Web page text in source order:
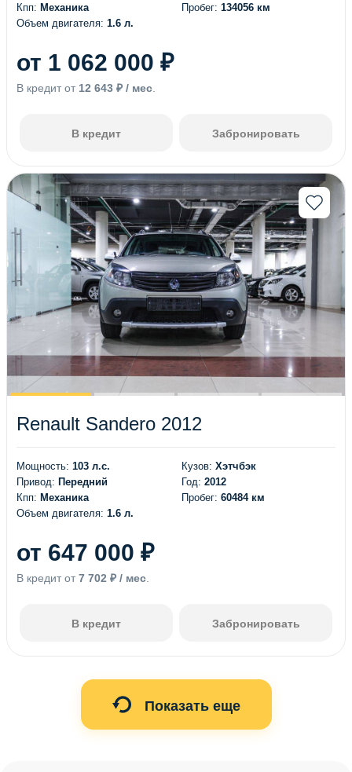
Кпп: Механика
Объем двигателя: 1.6 л.
Пробег: 134056 км
от 1 062 000 ₽
В кредит от 12 643 ₽ / мес
В кредит Забронировать
Renault Sandero 2012
Мощность: 103 л.с.
Привод: Передний
Кпп: Механика
Объем двигателя: 1.6 л.
Кузов: Хэтчбэк
Год: 2012
Пробег: 60484 км
от 647 000 ₽
В кредит от 7 702 ₽ / мес.
В кредит Забронировать
Показать еще